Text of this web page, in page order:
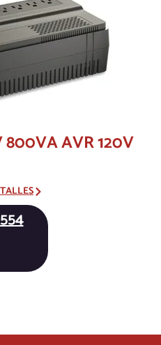
800VA AVR 120V